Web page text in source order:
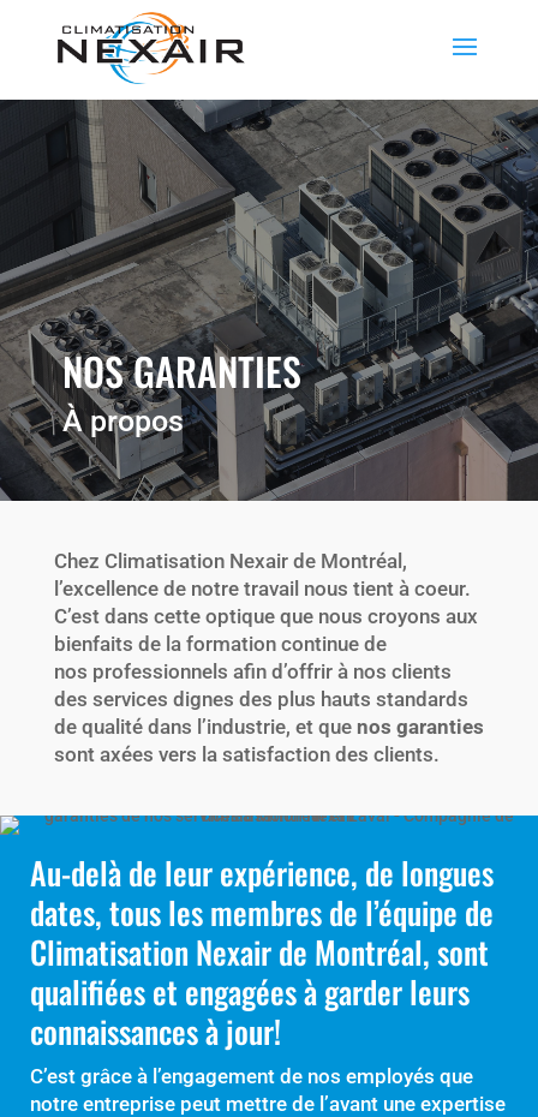
NOS GARANTIES
À propos
Chez Climatisation Nexair de Montréal,
l’excellence de notre travail nous tient à coeur.
C’est dans cette optique que nous croyons aux
bienfaits de la formation continue de
nos professionnels afin d’offrir à nos clients
des services dignes des plus hauts standards
de qualité dans l’industrie, et que nos garanties
sont axées vers la satisfaction des clients.
Au-­delà de leur expérience, de longues
dates, tous les membres de l’équipe de
Climatisation Nexair de Montréal, sont
qualifiées et engagées à garder leurs
connaissances à jour!
C’est grâce à l’engagement de nos employés que
notre entreprise peut mettre de l’avant une expertise